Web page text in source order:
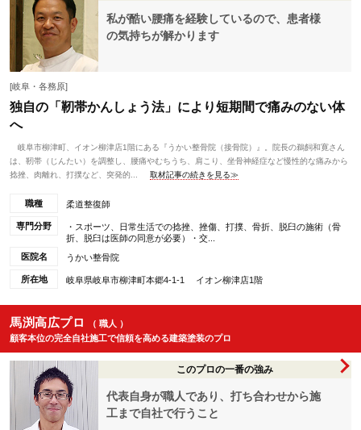
私が酷い腰痛を経験しているので、患者様
の気持ちが解かります
[岐阜・各務原]
独自の「靭帯かんしょう法」により短期間で痛みのない体
へ
岐阜市柳津町、イオン柳津店1階にある『うかい整骨院（接骨院）』。院長の鵜飼和寛さん
は、靭帯（じんたい）を調整し、腰痛やむちうち、肩こり、坐骨神経症など慢性的な痛みから
捻挫、肉離れ、打撲など、突発的...
取材記事の続きを見る≫
職種 柔道整復師
専門分野
・スポーツ、日常生活での捻挫、挫傷、打撲、骨折、脱臼の施術（骨
折、脱臼は医師の同意が必要）・交...
医院名
うかい整骨院
所在地 岐阜県岐阜市柳津町本郷4-1-1 イオン柳津店1階
馬渕高広プロ
（ 職人 ）
顧客本位の完全自社施工で信頼を高める建築塗装のプロ
このプロの一番の強み
代表自身が職人であり、打ち合わせから施
工まで自社で行うこと